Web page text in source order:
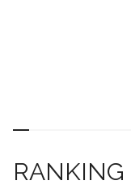
RANKING